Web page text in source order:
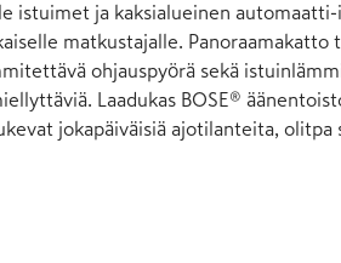
istuimet ja kaksialueinen
matkustajalle. Panoraamakatto
ohjauspyörä sekä
Laadukas BOSE®
jokapäiväisiä ajotilanteita, olitpa